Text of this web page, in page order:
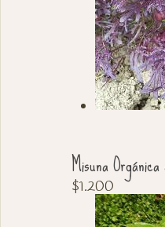
Misuna
$1.200